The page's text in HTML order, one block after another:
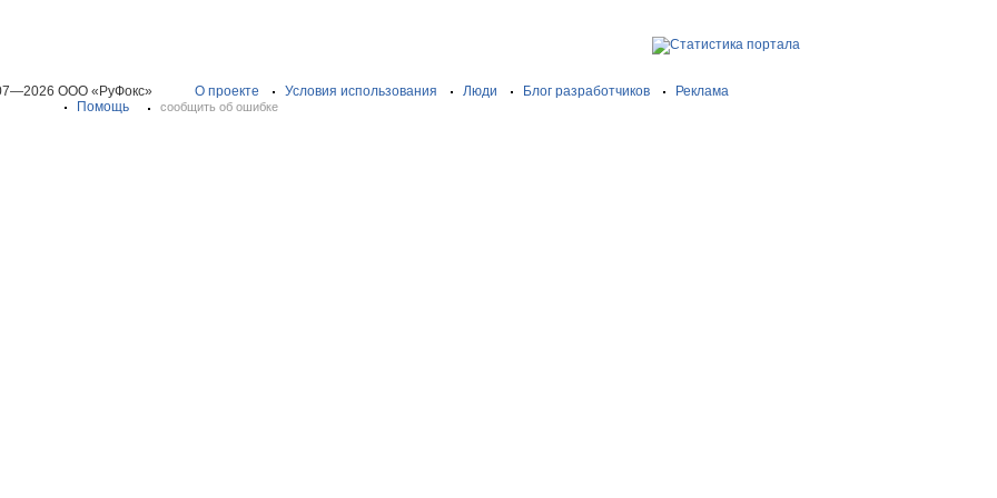
ООО «РуФокс» О проекте Условия использования Люди Блог разработчиков
Реклама
Помощь
сообщить об ошибке